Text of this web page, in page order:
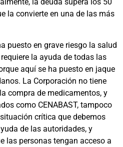
la convierte en una de las más
puesto en grave riesgo la salud
la ayuda de todas las
aquí se ha puesto en jaque
La Corporación no tiene
compra de medicamentos, y
como CENABAST, tampoco
crítica que debemos
de las autoridades, y
las personas tengan acceso a